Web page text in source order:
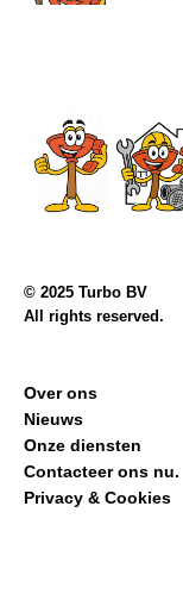
© 2025 Turbo BV
All rights reserved.
Over ons
Nieuws
Onze diensten
Contacteer ons nu.
Privacy & Cookies